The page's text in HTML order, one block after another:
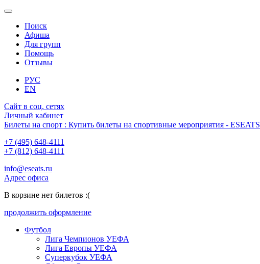
Поиск
Афиша
Для групп
Помощь
Отзывы
РУС
EN
Сайт в соц. сетях
Личный кабинет
Билеты на спорт : Купить билеты на спортивные мероприятия - ESEATS
+7 (495) 648-4111
+7 (812) 648-4111
info@eseats.ru
Адрес офиса
В корзине нет билетов :(
продолжить оформление
Футбол
Лига Чемпионов УЕФА
Лига Европы УЕФА
Суперкубок УЕФА